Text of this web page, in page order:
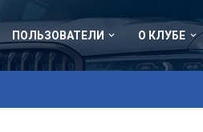
ПОЛЬЗОВАТЕЛИ О КЛУБЕ